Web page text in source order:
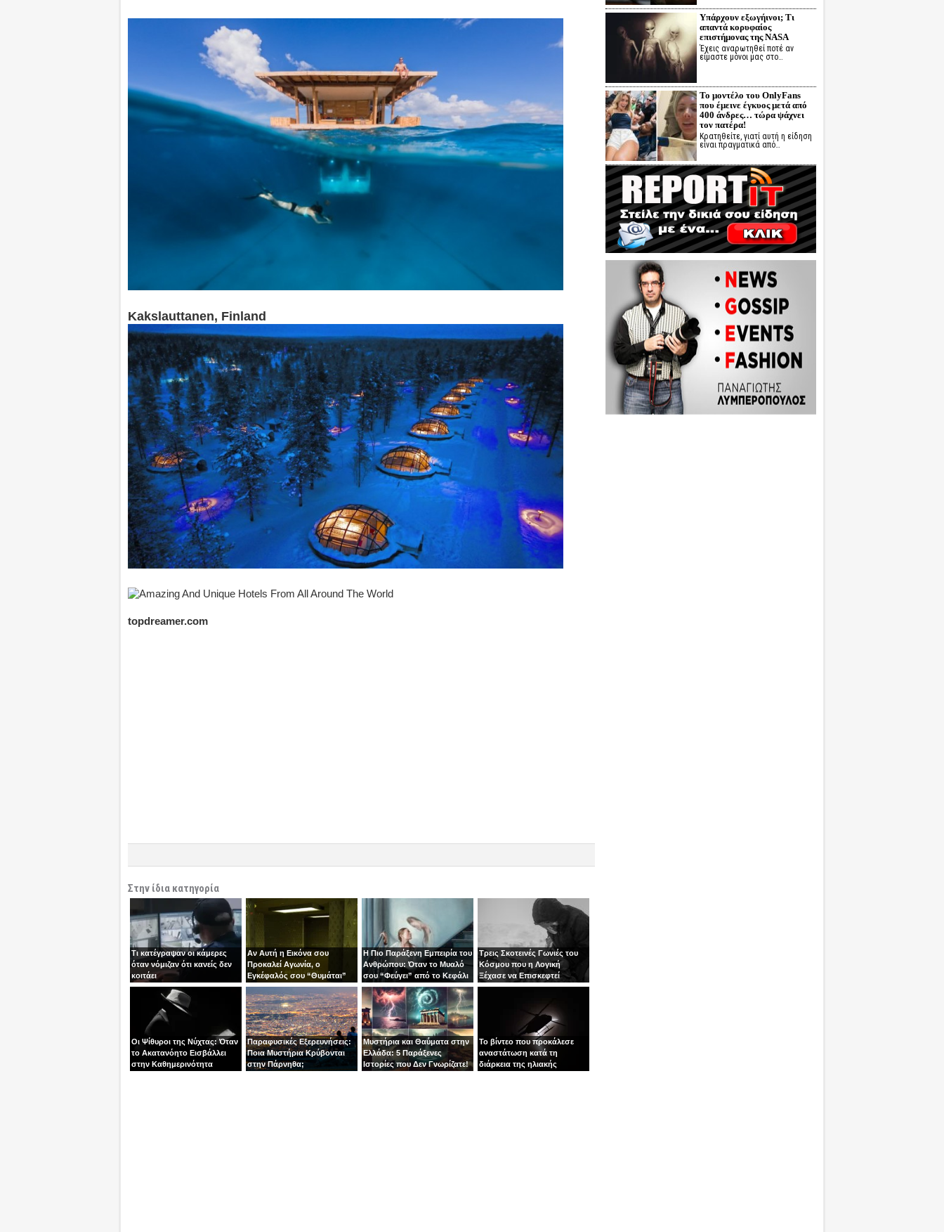
Kakslauttanen, Finland
topdreamer.com
Στην ίδια κατηγορία
Τι κατέγραψαν οι κάμερες
όταν νόμιζαν ότι κανείς δεν
κοιτάει
Αν Αυτή η Εικόνα σου
Προκαλεί Αγωνία, ο
Εγκέφαλός σου “Θυμάται”
κάτι που Δεν Έζησες
Η Πιο Παράξενη Εμπειρία του
Ανθρώπου: Όταν το Μυαλό
σου “Φεύγει” από το Κεφάλι
σου
Τρεις Σκοτεινές Γωνιές του
Κόσμου που η Λογική
Ξέχασε να Επισκεφτεί
Οι Ψίθυροι της Νύχτας: Όταν
το Ακατανόητο Εισβάλλει
στην Καθημερινότητα
Παραφυσικές Εξερευνήσεις:
Ποια Μυστήρια Κρύβονται
στην Πάρνηθα;
Μυστήρια και Θαύματα στην
Ελλάδα: 5 Παράξενες
Ιστορίες που Δεν Γνωρίζατε!
Το βίντεο που προκάλεσε
αναστάτωση κατά τη
διάρκεια της ηλιακής
Υπάρχουν εξωγήινοι; Τι
απαντά κορυφαίος
επιστήμονας της NASA
Έχεις αναρωτηθεί ποτέ αν
είμαστε μόνοι μας στο…
Το μοντέλο του OnlyFans
που έμεινε έγκυος μετά από
400 άνδρες… τώρα ψάχνει
τον πατέρα!
Κρατηθείτε, γιατί αυτή η είδηση
είναι πραγματικά από…